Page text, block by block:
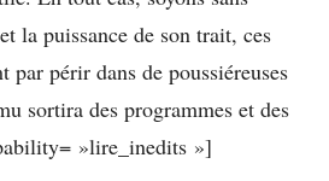
la puissance de son trait, ces
par périr dans de poussiéreuses
sortira des programmes et des
»lire_inedits »]